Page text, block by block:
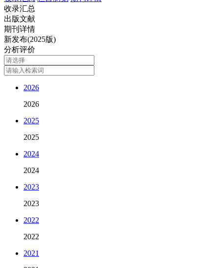
收录汇总
出版文献
期刊详情
新发布(2025版)
分析评价
2026
2026
2025
2025
2024
2024
2023
2023
2022
2022
2021